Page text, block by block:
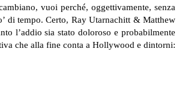
vuoi perché, oggettivamente, senza
di tempo. Certo, Ray Utarnachitt & Matthew
l’addio sia stato doloroso e probabilmente
che alla fine conta a Hollywood e dintorni: